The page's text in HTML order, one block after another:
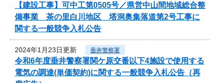
【建設工事】可中工第0505号／県営中山間地域総合整
備事業 茶の里白川地区 塔洞奥集落道第2号工事に
関する一般競争入札公告
2024年1月23日更新 垂井警察署
令和6年度垂井警察署関ケ原交番以下4施設で使用する
電気の調達(単価契約)に関する一般競争入札公告（再